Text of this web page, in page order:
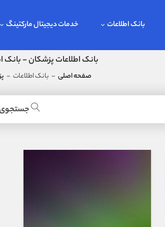
بانک اطلاعات خدمات دیجیتال مارکتینگ
بانک اطلاعات پزشکان - بانک
صفحه اصلی - بانک اطلاعات -
جستجوی